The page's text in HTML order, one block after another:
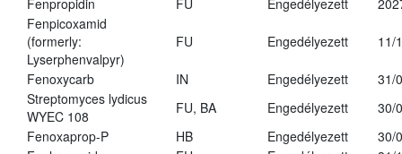
Fenpropidin FU Engedélyezett
Fenpicoxamid
(formerly:
Lyserphenvalpyr)
FU Engedélyezett 11/
Fenoxycarb IN Engedélyezett
31/
Streptomyces lydicus
WYEC 108
FU, BA Engedélyezett
30/
Fenoxaprop-P
HB Engedélyezett
30/